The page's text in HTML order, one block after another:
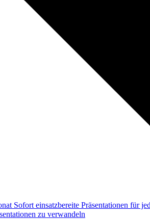
Sofort einsatzbereite Präsentationen für
zu verwandeln